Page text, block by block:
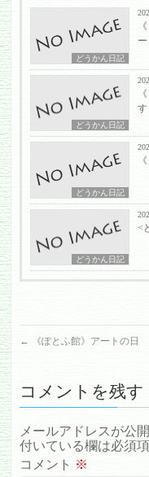
どうかん日記
ー
どうかん日記
す
どうかん日記
どうかん日記
<
← 《ぽとふ館》アートの日
コメントを残す
メールアドレスが公
付いている欄は必須
コメント ※